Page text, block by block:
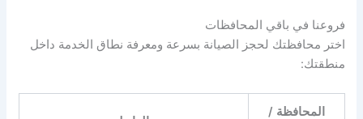
فروعنا في باقي المحافظات
اختر محافظتك لحجز الصيانة بسرعة ومعرفة نطاق الخدمة داخل
منطقتك:
المحافظة /